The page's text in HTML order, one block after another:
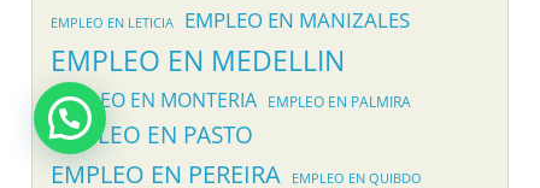
EMPLEO EN LETICIA EMPLEO EN MANIZALES
EMPLEO EN MEDELLIN
EMPLEO EN MONTERIA EMPLEO EN PALMIRA
EMPLEO EN PASTO
EMPLEO EN PEREIRA
EMPLEO EN QUIBDO